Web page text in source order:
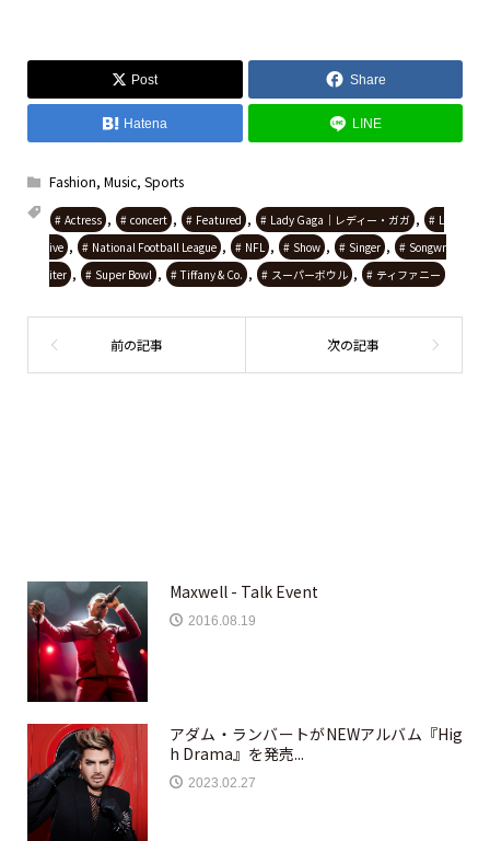
Post Share
Hatena LINE
Fashion, Music, Sports
Actress , concert , Featured , Lady Gaga｜レディー・ガガ ,
L
ive , National Football League , NFL , Show , Singer ,
Songwr
iter , Super Bowl , Tiffany & Co. , スーパーボウル , ティファニー
Maxwell - Talk Event
2016.08.19
アダム・ランバートがNEWアルバム『Hig
h Drama』を発売...
2023.02.27